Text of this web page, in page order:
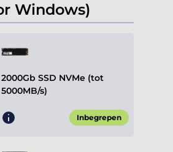
Windows)
2000Gb SSD NVMe (tot
5000MB/s)
Inbegrepen